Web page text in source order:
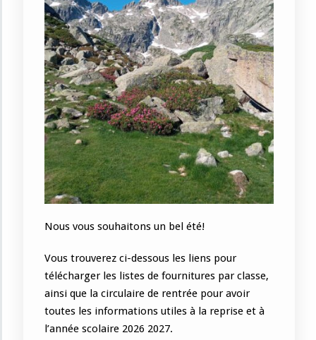
Nous vous souhaitons un bel été!
Vous trouverez ci-dessous les liens pour
télécharger les listes de fournitures par classe,
ainsi que la circulaire de rentrée pour avoir
toutes les informations utiles à la reprise et à
l’année scolaire 2026 2027.